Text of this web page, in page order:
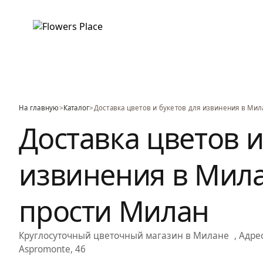
На главную>Каталог>Доставка цветов и букетов для извинения в
Доставка цветов
извинения в
прости Милан
Круглосуточный цветочный магазин в Милане ,
Aspromonte, 46